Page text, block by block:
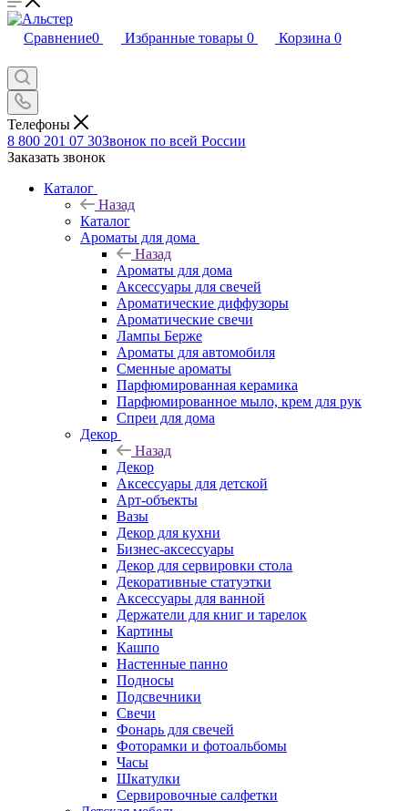
Сравнение0 Избранные товары 0 Корзина 0
Телефоны
8 800 201 07 30Звонок по всей России
Заказать звонок
Каталог
Назад
Каталог
Ароматы для дома
Назад
Ароматы для дома
Аксессуары для свечей
Ароматические диффузоры
Ароматические свечи
Лампы Берже
Ароматы для автомобиля
Сменные ароматы
Парфюмированная керамика
Парфюмированное мыло, крем для рук
Спреи для дома
Декор
Назад
Декор
Аксессуары для детской
Арт-объекты
Вазы
Декор для кухни
Бизнес-аксессуары
Декор для сервировки стола
Декоративные статуэтки
Аксессуары для ванной
Держатели для книг и тарелок
Картины
Кашпо
Настенные панно
Подносы
Подсвечники
Свечи
Фонарь для свечей
Фоторамки и фотоальбомы
Часы
Шкатулки
Сервировочные салфетки